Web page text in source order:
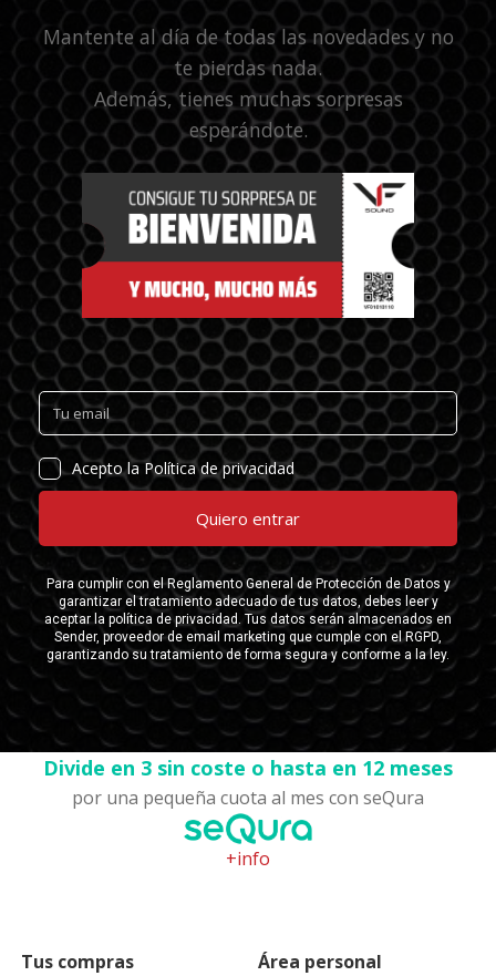
Mantente al día de todas las novedades y no
te pierdas nada.
Además, tienes muchas sorpresas
esperándote.
Divide en 3 sin coste o hasta en 12 meses
por una pequeña cuota al mes con seQura
+info
Tus compras Área personal